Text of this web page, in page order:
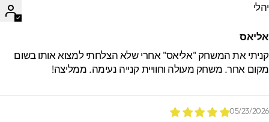
את המשחק "אליאס" אחרי שלא הצלחתי למצוא אותו בשום
אחר. משחק מעולה וחוויית קנייה נעימה. ממליצה!
05/23/